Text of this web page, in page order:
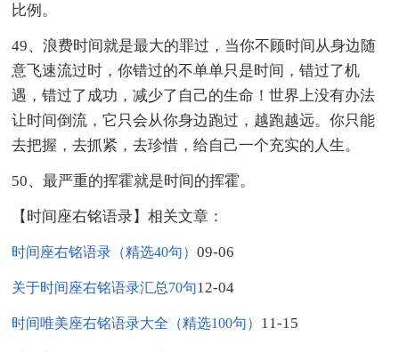
比例。
49、浪费时间就是最大的罪过，当你不顾时间从身边随
意飞速流过时，你错过的不单单只是时间，错过了机
遇，错过了成功，减少了自己的生命！世界上没有办法
让时间倒流，它只会从你身边跑过，越跑越远。你只能
去把握，去抓紧，去珍惜，给自己一个充实的人生。
50、最严重的挥霍就是时间的挥霍。
【时间座右铭语录】相关文章：
时间座右铭语录（精选40句）09-06
关于时间座右铭语录汇总70句12-04
时间唯美座右铭语录大全（精选100句） 11-15